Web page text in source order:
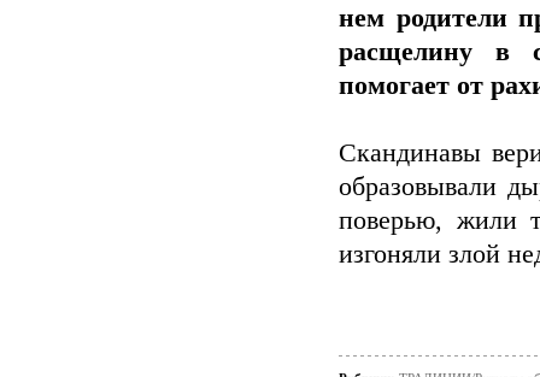
нем родители
расщелину в
помогает от
Скандинавы
образовывали
поверью, жили
изгоняли злой